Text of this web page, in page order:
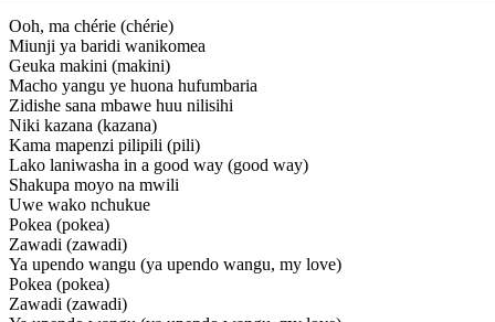
Ooh, ma chérie (chérie)
Miunji ya baridi wanikomea
Geuka makini (makini)
Macho yangu ye huona hufumbaria
Zidishe sana mbawe huu nilisihi
Niki kazana (kazana)
Kama mapenzi pilipili (pili)
Lako laniwasha in a good way (good way)
Shakupa moyo na mwili
Uwe wako nchukue
Pokea (pokea)
Zawadi (zawadi)
Ya upendo wangu (ya upendo wangu, my love)
Pokea (pokea)
Zawadi (zawadi)